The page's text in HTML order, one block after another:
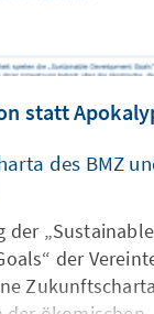
statt
des BMZ
der „Sustainable
der